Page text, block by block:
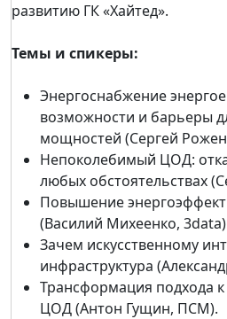
развитию ГК «Хайтед».
Темы и спикеры:
Энергоснабжение
возможности и барьеры
мощностей (Сергей
Непоколебимый ЦОД:
любых обстоятельствах
Повышение
(Василий Михеенко,
Зачем искусственному
инфраструктура
Трансформация подхода
ЦОД (Антон Гущин, ПСМ).